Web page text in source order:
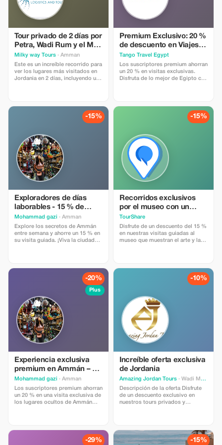
familia, todo planificado para un
viaje inolvidable sin estrés.
a los turistas: Una mezcla perfecta
de cultura, aventura, relajación y
experiencias aptas para toda la
familia en uno solo.
Tour privado de 2 días por
Petra, Wadi Rum y el Mar
Muerto
Milky way Tours · Amman
Este es un increíble recorrido para
ver los lugares más visitados en
Jordania en 2 días, incluyendo un
Rum, con cena y desayuno
incluidos, así como todas las
estrellas en el Mar Muerto
Comidas adicionales, recuerdos y
gastos personales no incluidos
Premium Exclusivo: 20 %
de descuento en Viajes
Ultimos.
Tango Travel Egypt
Los suscriptores premium ahorran
un 20 % en visitas exclusivas.
Disfruta de lo mejor de Egipto con
-15%
Exploradores de días
laborables - 15 % de
descuento
Mohammad gazi · Amman
Explore los secretos de Ammán
entre semana y ahorre un 15 % en
su visita guiada. ¡Viva la ciudad
-15%
Recorridos exclusivos
por el museo con un
descuento del 15 %
TourShare
Disfrute de un descuento del 15 %
en nuestras visitas guiadas al
museo que muestran el arte y la
-20%
Plus
Experiencia exclusiva
premium en Ammán – 20
% de descuento
Mohammad gazi · Amman
Los suscriptores premium ahorran
un 20 % en una visita exclusiva de
los lugares ocultos de Ammán
-10%
Increíble oferta exclusiva
de Jordania
Amazing Jordan Tours · Wadi Musa
Descripción de la oferta Disfrute
de un descuento exclusivo en
nuestros tours privados y
transporte cómodo,
conductores/guías profesionales
que hablan inglés y alojamientos
-29% -15%